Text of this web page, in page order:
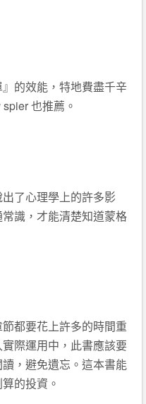
的效能，特地費盡千辛
也推薦。
了心理學上的許多影
識，才能清楚知道蒙格
都要花上許多的時間重
際運用中，此書應該要
，避免遺忘。這本書能
的投資。